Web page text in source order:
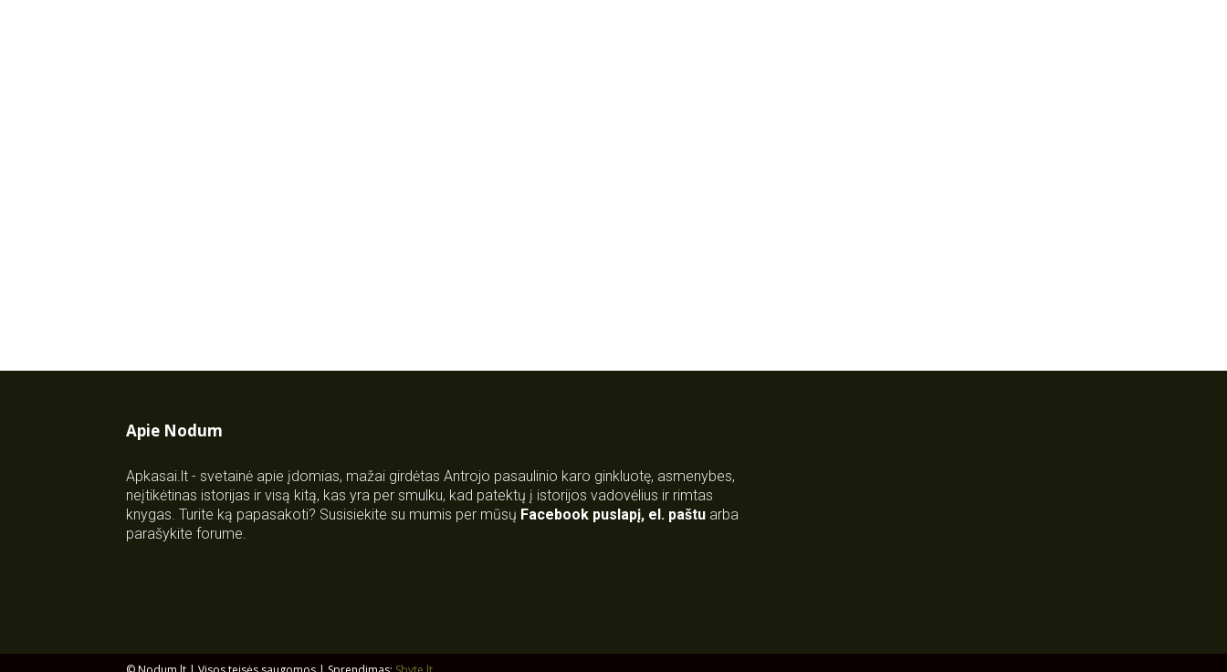
Apie Nodum
Apkasai.lt - svetainė apie įdomias, mažai girdėtas Antrojo pasaulinio karo ginkluotę, asmenybes,
neįtikėtinas istorijas ir visą kitą, kas yra per smulku, kad patektų į istorijos vadovėlius ir rimtas
knygas. Turite ką papasakoti? Susisiekite su mumis per mūsų Facebook puslapį, el. paštu arba
parašykite forume.